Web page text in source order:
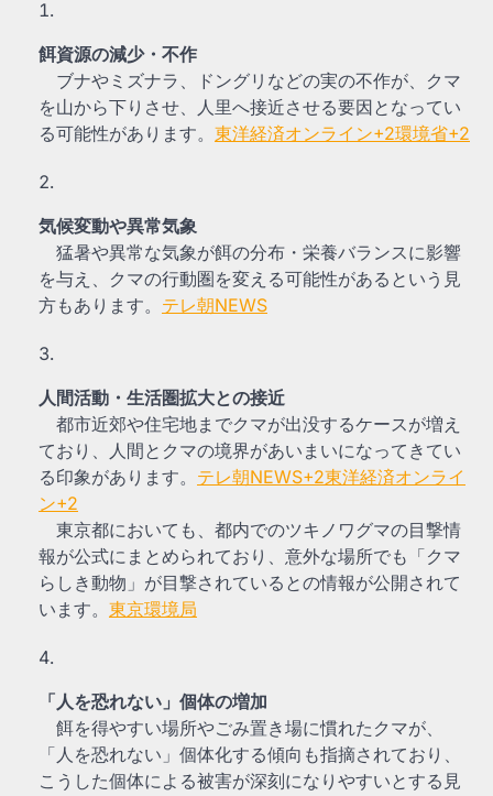
餌資源の減少・不作
ブナやミズナラ、ドングリなどの実の不作が、クマ
を山から下りさせ、人里へ接近させる要因となってい
る可能性があります。 東洋経済オンライン+2環境省+2
気候変動や異常気象
猛暑や異常な気象が餌の分布・栄養バランスに影響
を与え、クマの行動圏を変える可能性があるという見
方もあります。 テレ朝NEWS
人間活動・生活圏拡大との接近
都市近郊や住宅地までクマが出没するケースが増え
ており、人間とクマの境界があいまいになってきてい
る印象があります。 テレ朝NEWS+2東洋経済オンライ
ン+2
東京都においても、都内でのツキノワグマの目撃情
報が公式にまとめられており、意外な場所でも「クマ
らしき動物」が目撃されているとの情報が公開されて
います。 東京環境局
「人を恐れない」個体の増加
餌を得やすい場所やごみ置き場に慣れたクマが、
「人を恐れない」個体化する傾向も指摘されており、
こうした個体による被害が深刻になりやすいとする見